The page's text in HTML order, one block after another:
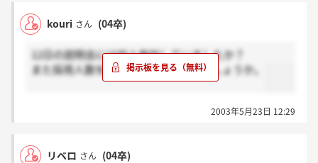
イーはホントに良い会社だと思います。しかし、私の
せいでもしかしたら、ホントに入社したい人ができな
います。ですから、みなさん就活頑張ってください。
kouri さん (04卒)
12日の説明会には何人参加していましたか？
また採用人数を教えていただけないでしょうか。
2003年5月23日 12:29
リベロ さん (04卒)